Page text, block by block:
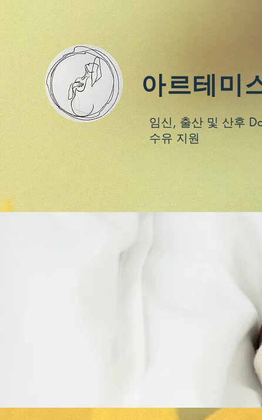
아르테미
임신, 출산 및 산후
수유 지원